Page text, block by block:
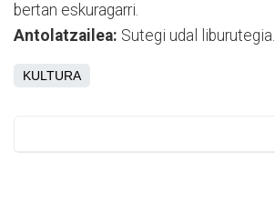
bertan eskuragarri.
Antolatzailea: Sutegi udal liburutegia.
KULTURA